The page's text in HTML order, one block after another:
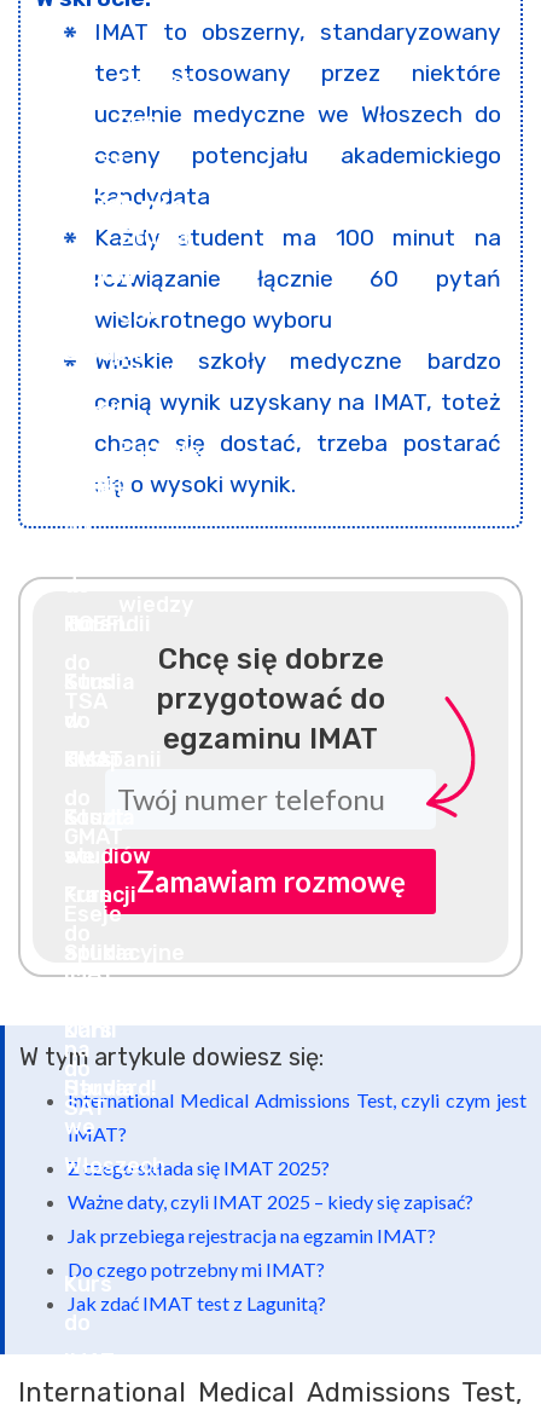
IMAT to obszerny, standaryzowany
test stosowany przez niektóre
uczelnie medyczne we Włoszech do
oceny potencjału akademickiego
kandydata
Każdy student ma 100 minut na
rozwiązanie łącznie 60 pytań
wielokrotnego wyboru
Włoskie szkoły medyczne bardzo
cenią wynik uzyskany na IMAT, toteż
chcąc się dostać, trzeba postarać
się o wysoki wynik.
Chcę się dobrze
przygotować do
egzaminu IMAT
Zamawiam rozmowę
W tym artykule dowiesz się:
International Medical Admissions Test, czyli czym jest
IMAT?
Z czego składa się IMAT 2025?
Ważne daty, czyli IMAT 2025 – kiedy się zapisać?
Jak przebiega rejestracja na egzamin IMAT?
Do czego potrzebny mi IMAT?
Jak zdać IMAT test z Lagunitą?
International Medical Admissions Test,